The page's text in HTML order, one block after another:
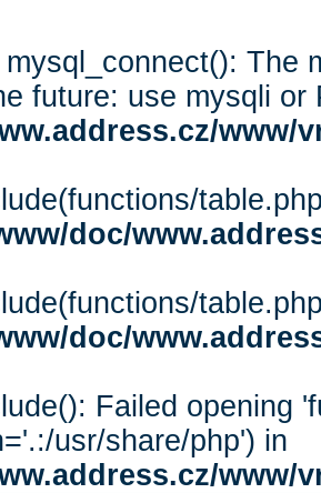
mysql_connect(): The
future: use mysqli or
www/
doc/
doc/
Failed opening
usr/share/php') in
www/